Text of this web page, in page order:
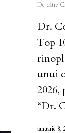
De către
Dr.
Top
unui
2026,
“Dr.
ianuarie 8,